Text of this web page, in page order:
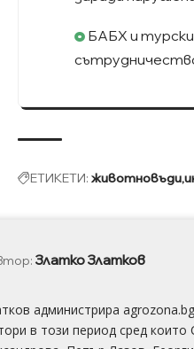
БАБХ и
ЕТИКЕТИ: животновъди
Златко Златков
администрира
в този период сред